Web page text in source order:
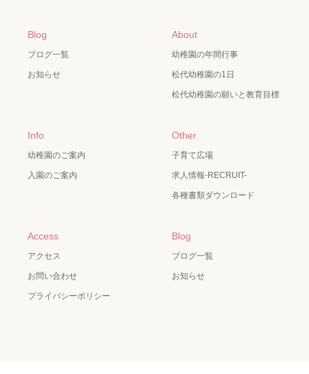
Blog
ブログ一覧
お知らせ
About
幼稚園の年間行事
松代幼稚園の1日
松代幼稚園の願いと教育目標
Info
幼稚園のご案内
入園のご案内
Other
子育て広場
求人情報-RECRUIT-
各種書類ダウンロード
Access
アクセス
お問い合わせ
プライバシーポリシー
Blog
ブログ一覧
お知らせ